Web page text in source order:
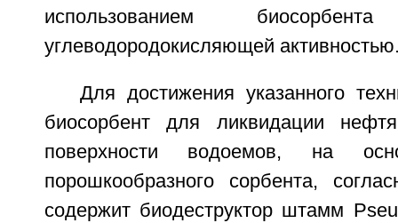
использованием
углеводородокисляющей
Для достижения указанного
биосорбент для ликвидации
поверхности водоемов, на
порошкообразного сорбента,
содержит биодеструктор штамм